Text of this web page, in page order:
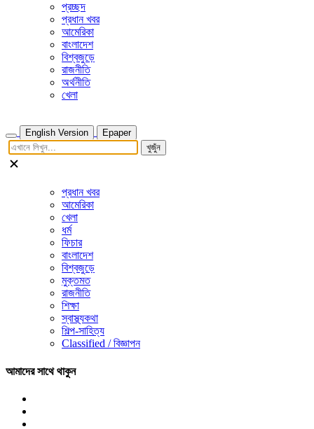
প্রচ্ছদ
প্রধান খবর
আমেরিকা
বাংলাদেশ
বিশ্বজুড়ে
রাজনীতি
অর্থনীতি
খেলা
English Version
Epaper
খুজুঁন
প্রধান খবর
আমেরিকা
খেলা
ধর্ম
ফিচার
বাংলাদেশ
বিশ্বজুড়ে
মুক্তমত
রাজনীতি
শিক্ষা
স্বাস্থ্যকথা
শিল্প-সাহিত্য
Classified / বিজ্ঞাপন
আমাদের সাথে থাকুন